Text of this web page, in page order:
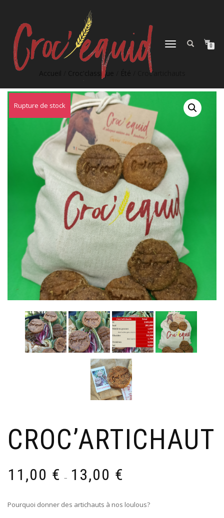
DÉPLIER
0
Croc'classique / Croc’artichauts
Rupture de stock
11,00 € – 13,00 €
11,00 €
Pourquoi donner des artichauts à nos loulous?